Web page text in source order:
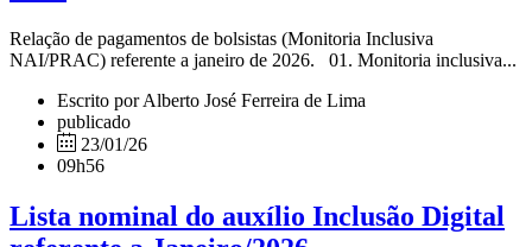
Relação de pagamentos de bolsistas (Monitoria Inclusiva
NAI/PRAC) referente a janeiro de 2026. 01. Monitoria inclusiva...
Escrito por Alberto José Ferreira de Lima
publicado
23/01/26
09h56
Lista nominal do auxílio Inclusão Digital